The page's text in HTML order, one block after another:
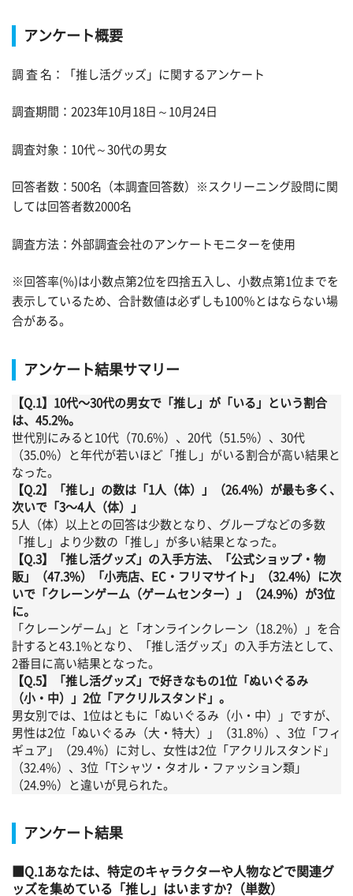
アンケート概要
調 査 名：「推し活グッズ」に関するアンケート
調査期間：2023年10月18日～10月24日
調査対象：10代～30代の男女
回答者数：500名（本調査回答数）※スクリーニング設問に関
しては回答者数2000名
調査方法：外部調査会社のアンケートモニターを使用
※回答率(%)は小数点第2位を四捨五入し、小数点第1位までを
表示しているため、合計数値は必ずしも100％とはならない場
合がある。
アンケート結果サマリー
【Q.1】10代～30代の男女で「推し」が「いる」という割合
は、45.2%。
世代別にみると10代（70.6%）、20代（51.5%）、30代
（35.0%）と年代が若いほど「推し」がいる割合が高い結果と
なった。
【Q.2】「推し」の数は「1人（体）」（26.4%）が最も多く、
次いで「3～4人（体）」
5人（体）以上との回答は少数となり、グループなどの多数
「推し」より少数の「推し」が多い結果となった。
【Q.3】「推し活グッズ」の入手方法、「公式ショップ・物
販」（47.3%）「小売店、EC・フリマサイト」（32.4%）に次
いで「クレーンゲーム（ゲームセンター）」（24.9%）が3位
に。
「クレーンゲーム」と「オンラインクレーン（18.2%）」を合
計すると43.1%となり、「推し活グッズ」の入手方法として、
2番目に高い結果となった。
【Q.5】「推し活グッズ」で好きなもの1位「ぬいぐるみ
（小・中）」2位「アクリルスタンド」。
男女別では、1位はともに「ぬいぐるみ（小・中）」ですが、
男性は2位「ぬいぐるみ（大・特大）」（31.8%）、3位「フィ
ギュア」（29.4%）に対し、女性は2位「アクリルスタンド」
（32.4%）、3位「Tシャツ・タオル・ファッション類」
（24.9%）と違いが見られた。
アンケート結果
Q.1あなたは、特定のキャラクターや人物などで関連グ
ッズを集めている「推し」はいますか?（単数）